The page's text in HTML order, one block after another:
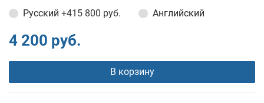
Русский +415 800 руб. Английский
4 200 руб.
В корзину